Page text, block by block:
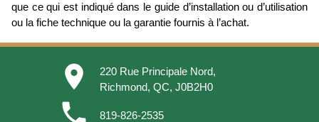
que ce qui est indiqué dans le guide d’installation ou d’utilisation
ou la fiche technique ou la garantie fournis à l’achat.
place
220 Rue Principale Nord,
Richmond, QC, J0B2H0
phone 819-826-2535